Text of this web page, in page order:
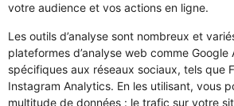
votre audience et vos actions en ligne.
Les outils d’analyse sont nombreux et
plateformes d’analyse web comme
spécifiques aux réseaux sociaux, tels que
Instagram Analytics. En les utilisant, vous
multitude de données : le trafic sur votre